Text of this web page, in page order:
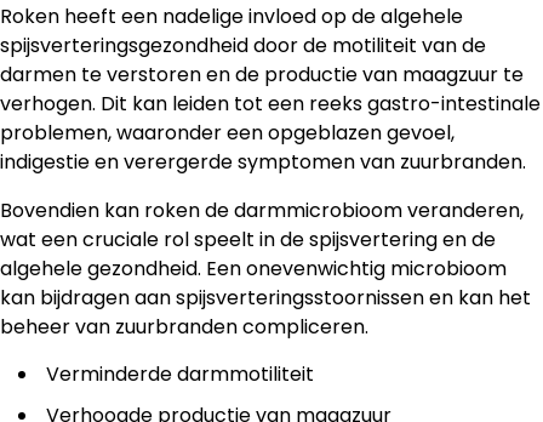
Roken heeft een nadelige invloed op de algehele
spijsverteringsgezondheid door de motiliteit van de
darmen te verstoren en de productie van maagzuur te
verhogen. Dit kan leiden tot een reeks gastro-intestinale
problemen, waaronder een opgeblazen gevoel,
indigestie en verergerde symptomen van zuurbranden.
Bovendien kan roken de darmmicrobioom veranderen,
wat een cruciale rol speelt in de spijsvertering en de
algehele gezondheid. Een onevenwichtig microbioom
kan bijdragen aan spijsverteringsstoornissen en kan het
beheer van zuurbranden compliceren.
Verminderde darmmotiliteit
Verhoogde productie van maagzuur